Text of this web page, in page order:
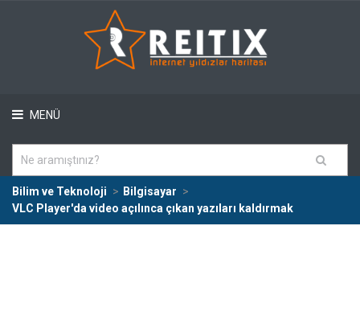
MENÜ
Bilim ve Teknoloji
Bilgisayar
VLC Player'da video açılınca çıkan yazıları kaldırmak